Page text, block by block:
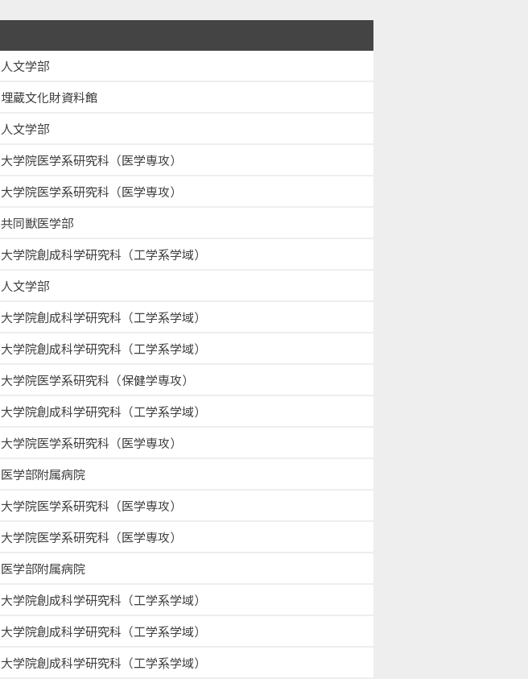
人文学部
埋蔵文化財資料館
人文学部
大学院医学系研究科（医学専攻）
大学院医学系研究科（医学専攻）
共同獣医学部
大学院創成科学研究科（工学系学域）
人文学部
大学院創成科学研究科（工学系学域）
大学院創成科学研究科（工学系学域）
大学院医学系研究科（保健学専攻）
大学院創成科学研究科（工学系学域）
大学院医学系研究科（医学専攻）
医学部附属病院
大学院医学系研究科（医学専攻）
大学院医学系研究科（医学専攻）
医学部附属病院
大学院創成科学研究科（工学系学域）
大学院創成科学研究科（工学系学域）
大学院創成科学研究科（工学系学域）